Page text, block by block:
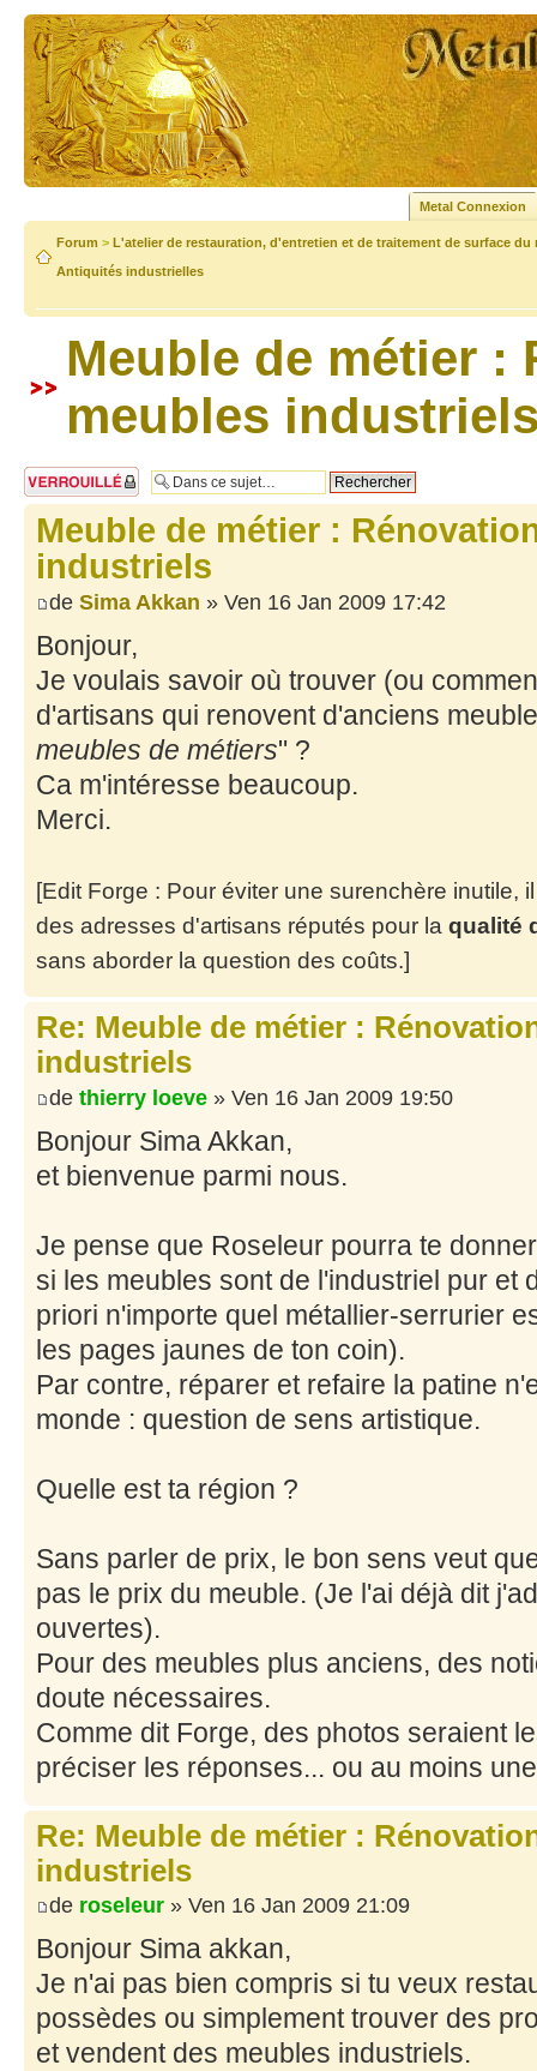
Metal Connexion
Forum > L'atelier de restauration, d'entretien et de traitement de surface du
Antiquités industrielles
Meuble de métier :
meubles
Sujet verrouillé
Meuble de métier :
industriels
de Sima Akkan » Ven 16 Jan 2009 17:42
Bonjour,
Je voulais savoir où trouver (ou
d'artisans qui renovent d'anciens
meubles de métiers" ?
Ca m'intéresse beaucoup.
Merci.
[Edit Forge : Pour éviter une surenchère inutile,
des adresses d'artisans réputés pour la qualité
sans aborder la question des coûts.]
Re: Meuble de métier :
industriels
de thierry loeve » Ven 16 Jan 2009 19:50
Bonjour Sima Akkan,
et bienvenue parmi nous.
Je pense que Roseleur pourra te
si les meubles sont de l'industriel pur et
priori n'importe quel métallier-serrurier
les pages jaunes de ton coin).
Par contre, réparer et refaire la patine
monde : question de sens artistique.
Quelle est ta région ?
Sans parler de prix, le bon sens veut
pas le prix du meuble. (Je l'ai déjà dit
ouvertes).
Pour des meubles plus anciens, des
doute nécessaires.
Comme dit Forge, des photos seraient
préciser les réponses... ou au moins
Re: Meuble de métier :
industriels
de roseleur » Ven 16 Jan 2009 21:09
Bonjour Sima akkan,
Je n'ai pas bien compris si tu veux
possèdes ou simplement trouver des
et vendent des meubles industriels.